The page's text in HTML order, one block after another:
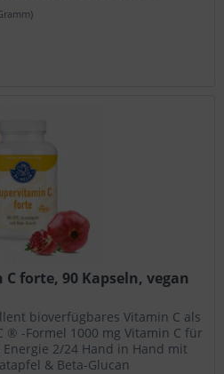
forte, 90 Kapseln, vegan
bioverfügbares Vitamin C als
® -Formel 1000 mg Vitamin C für
2/24 Hand in Hand mit
& Beta-Glucan